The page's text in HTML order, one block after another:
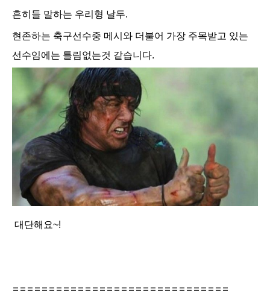
흔히들 말하는 우리형 날두.
현존하는 축구선수중 메시와 더불어 가장 주목받고 있는
선수임에는 틀림없는것 같습니다.
대단해요~!
==============================